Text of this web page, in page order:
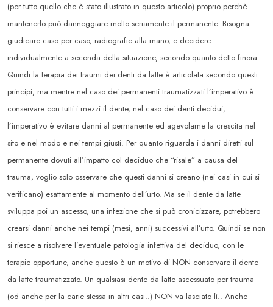
(per tutto quello che è stato illustrato in questo articolo) proprio perchè
mantenerlo può danneggiare molto seriamente il permanente. Bisogna
giudicare caso per caso, radiografie alla mano, e decidere
individualmente a seconda della situazione, secondo quanto detto finora.
Quindi la terapia dei traumi dei denti da latte è articolata secondo questi
principi, ma mentre nel caso dei permanenti traumatizzati l’imperativo è
conservare con tutti i mezzi il dente, nel caso dei denti decidui,
l’imperativo è evitare danni al permanente ed agevolarne la crescita nel
sito e nel modo e nei tempi giusti. Per quanto riguarda i danni diretti sul
permanente dovuti all’impatto col deciduo che “risale” a causa del
trauma, voglio solo osservare che questi danni si creano (nei casi in cui si
verificano) esattamente al momento dell’urto. Ma se il dente da latte
sviluppa poi un ascesso, una infezione che si può cronicizzare, potrebbero
crearsi danni anche nei tempi (mesi, anni) successivi all’urto. Quindi se non
si riesce a risolvere l’eventuale patologia infettiva del deciduo, con le
terapie opportune, anche questo è un motivo di NON conservare il dente
da latte traumatizzato. Un qualsiasi dente da latte ascessuato per trauma
(od anche per la carie stessa in altri casi..) NON va lasciato lì.. Anche